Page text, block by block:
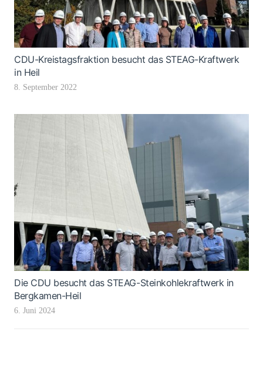
CDU-Kreistagsfraktion besucht das STEAG-Kraftwerk
in Heil
8. September 2022
Die CDU besucht das STEAG-Steinkohlekraftwerk in
Bergkamen-Heil
6. Juni 2024